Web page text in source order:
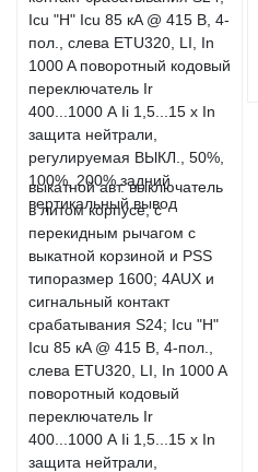
выкатной авт. выключатель
в литом корпусе, с
перекидным рычагом с
выкатной корзиной и PSS
типоразмер 1600; 4AUX и
сигнальный контакт
срабатывания S24; Icu "H"
Icu 85 кA @ 415 В, 4-пол.,
слева ETU320, LI, In 1000 A
поворотный кодовый
переключатель Ir
400...1000 А Ii 1,5...15 x In
защита нейтрали,